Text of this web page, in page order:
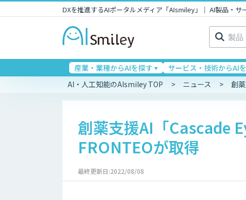
DXを推進するAIポータルメディア「AIsmiley」｜ AI製品・サ
検
索:
産業・業種からAIを探す サービス・技術からAI
AI・人工知能のAIsmiley TOP ニュース 創
創薬支援AI「Cascade
FRONTEOが取得
最終更新日:2022/08/08